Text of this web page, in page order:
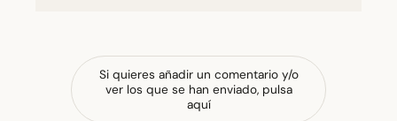
Si quieres añadir un comentario y/o
ver los que se han enviado, pulsa
aquí